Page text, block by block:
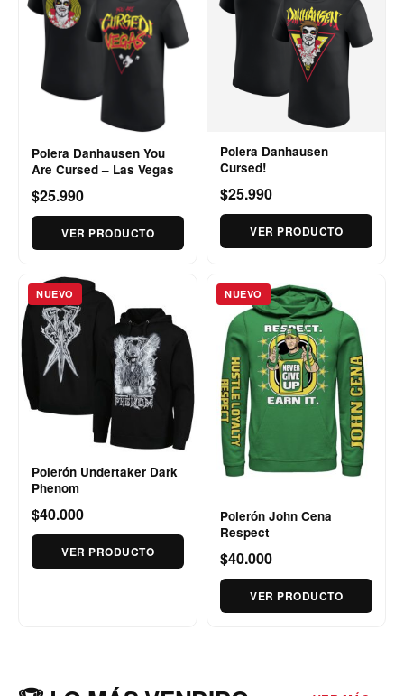
Polera Danhausen You
Are Cursed – Las Vegas
$25.990
VER PRODUCTO
Polera Danhausen
Cursed!
$25.990
VER PRODUCTO
NUEVO
Polerón Undertaker Dark
Phenom
$40.000
VER PRODUCTO
NUEVO
Polerón John Cena
Respect
$40.000
VER PRODUCTO